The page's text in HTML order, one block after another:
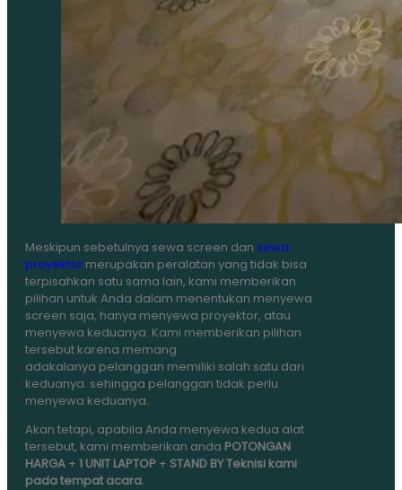
Meskipun sebetulnya sewa screen dan sewa
proyektor merupakan peralatan yang tidak bisa
terpisahkan satu sama lain, kami memberikan
pilihan untuk Anda dalam menentukan menyewa
screen saja, hanya menyewa proyektor, atau
menyewa keduanya. Kami memberikan pilihan
tersebut karena memang
adakalanya pelanggan memiliki salah satu dari
keduanya. sehingga pelanggan tidak perlu
menyewa keduanya.
Akan tetapi, apabila Anda menyewa kedua alat
tersebut, kami memberikan anda POTONGAN
HARGA + 1 UNIT LAPTOP + STAND BY Teknisi kami
pada tempat acara.